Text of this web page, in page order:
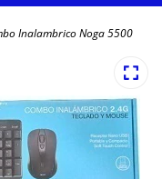
Inalambrico Noga 5500